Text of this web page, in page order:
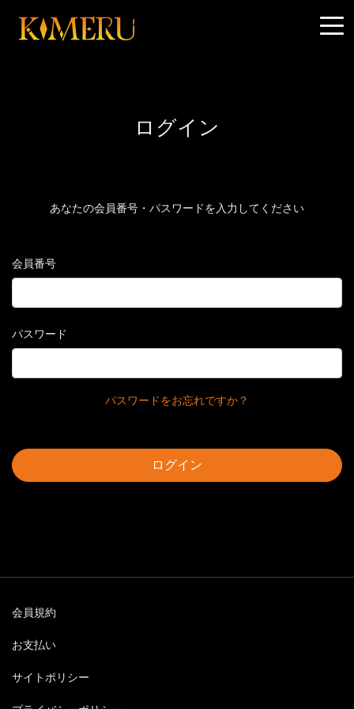
ログイン
あなたの会員番号・パスワードを入力してください
会員番号
パスワード
パスワードをお忘れですか？
ログイン
会員規約
お支払い
サイトポリシー